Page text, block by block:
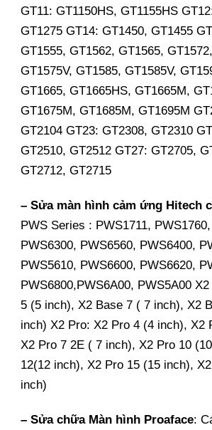
GT11: GT1150HS, GT1155HS
GT1275 GT14: GT1450, GT1455
GT1555, GT1562, GT1565,
GT1575V, GT1585, GT1585V,
GT1665, GT1665HS, GT1665M,
GT1675M, GT1685M, GT1695M
GT2104 GT23: GT2308, GT2310
GT2510, GT2512 GT27: GT2705,
GT2712, GT2715
– Sửa màn hình cảm ứng Hitech
PWS Series : PWS1711,
PWS6300, PWS6560, PWS6400,
PWS5610, PWS6600, PWS6620,
PWS6800,PWS6A00, PWS5A00
5 (5 inch), X2 Base 7 ( 7 inch), X2
inch) X2 Pro: X2 Pro 4 (4 inch), X2
X2 Pro 7 2E ( 7 inch), X2 Pro 10
12(12 inch), X2 Pro 15 (15 inch),
inch)
– Sửa chữa Màn hình Proaface: